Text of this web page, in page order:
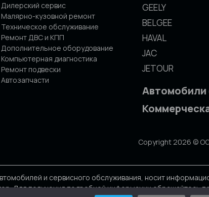
Дилерский сервис
Малярно-кузовной ремонт
Техническое обслуживание
Ремонт ДВС и КПП
Дополнительное оборудование
Компьютерная диагностика
Ремонт подвески
Автозапчасти
GEELY
BELGEE
HAVAL
JAC
JETOUR
Автомобили
Copyright 2026 ©
и сервисного обслуживания, носит
Для получения подробной информации обращайтесь